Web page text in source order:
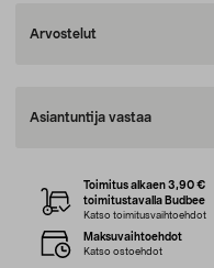
Arvostelut
Asiantuntija vastaa
Toimitus alkaen 3,90 €
toimitustavalla Budbee
Katso toimitusvaihtoehdot
Maksuvaihtoehdot
Katso ostoehdot